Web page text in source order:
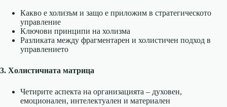
Какво е холизъм и защо е приложим в стратегическото
управление
Ключови принципи на холизма
Разликата между фрагментарен и холистичен подход в
управлението
3. Холистичната матрица
Четирите аспекта на организацията – духовен,
емоционален, интелектуален и материален